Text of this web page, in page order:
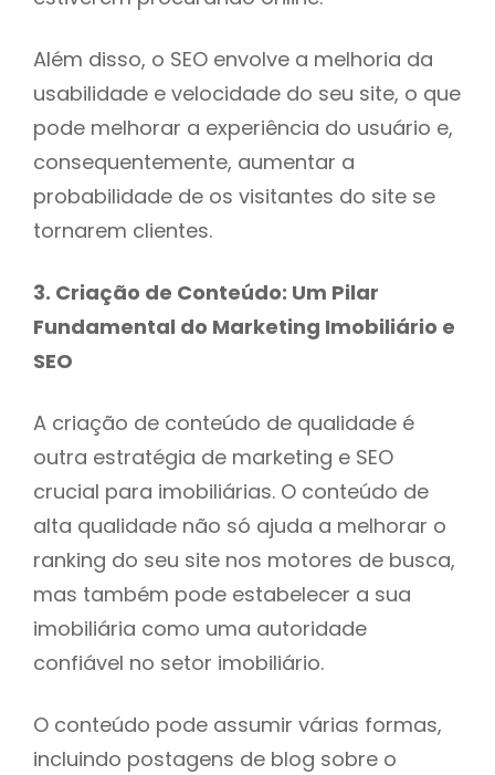
Além disso, o SEO envolve a melhoria da
usabilidade e velocidade do seu site, o que
pode melhorar a experiência do usuário e,
consequentemente, aumentar a
probabilidade de os visitantes do site se
tornarem clientes.
3. Criação de Conteúdo: Um Pilar
Fundamental do Marketing Imobiliário e
SEO
A criação de conteúdo de qualidade é
outra estratégia de marketing e SEO
crucial para imobiliárias. O conteúdo de
alta qualidade não só ajuda a melhorar o
ranking do seu site nos motores de busca,
mas também pode estabelecer a sua
imobiliária como uma autoridade
confiável no setor imobiliário.
O conteúdo pode assumir várias formas,
incluindo postagens de blog sobre o